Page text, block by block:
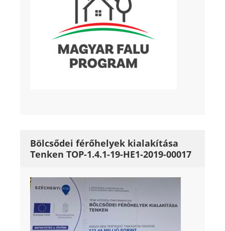
Bölcsődei férőhelyek kialakítása
Tenken TOP-1.4.1-19-HE1-2019-00017